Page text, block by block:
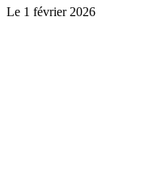
Le 1 février 2026